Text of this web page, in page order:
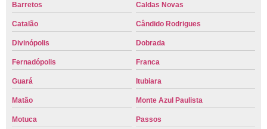
Barretos Caldas Novas
Catalão Cândido Rodrigues
Divinópolis Dobrada
Fernadópolis Franca
Guará Itubiara
Matão Monte Azul Paulista
Motuca Passos